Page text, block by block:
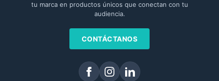
tu marca en productos únicos que conectan con tu
audiencia.
CONTÁCTANOS